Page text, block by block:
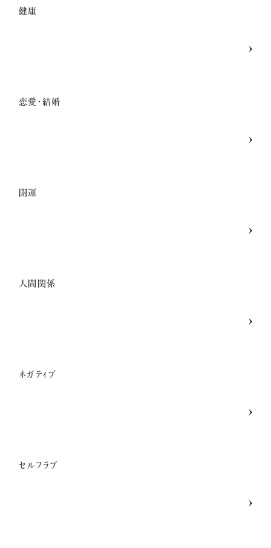
健康
恋愛・結婚
開運
人間関係
ネガティブ
セルフラブ